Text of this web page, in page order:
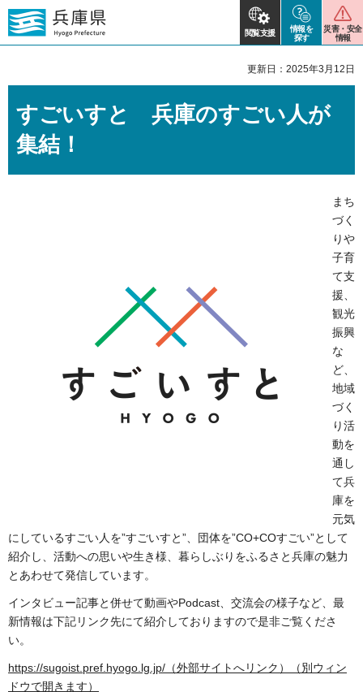
閲覧支援
情報を
探す
災害・安全
情報
更新日：2025年3月12日
すごいすと 兵庫のすごい人が
集結！
まち
づく
りや
子育
て支
援、
観光
振興
な
ど、
地域
づく
り活
動を
通し
て兵
庫を
元気
にしているすごい人を”すごいすと”、団体を”CO+COすごい”として
紹介し、活動への思いや生き様、暮らしぶりをふるさと兵庫の魅力
とあわせて発信しています。
インタビュー記事と併せて動画やPodcast、交流会の様子など、最
新情報は下記リンク先にて紹介しておりますので是非ご覧くださ
い。
https://sugoist.pref.hyogo.lg.jp/（外部サイトへリンク）（別ウィン
ドウで開きます）